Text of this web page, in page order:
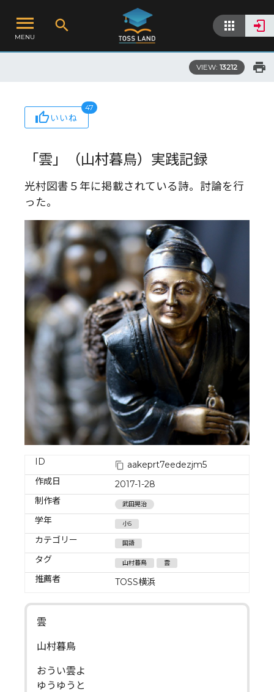
MENU
VIEW: 13212
いいね
47
「雲」（山村暮鳥）実践記録
光村図書５年に掲載されている詩。討論を行
った。
ID
aakeprt7eedezjm5
作成日
2017-1-28
制作者
武田晃治
学年 小5
カテゴリー 国語
タグ 山村暮鳥 雲
推薦者 TOSS横浜
雲
山村暮鳥
おうい雲よ
ゆうゆうと